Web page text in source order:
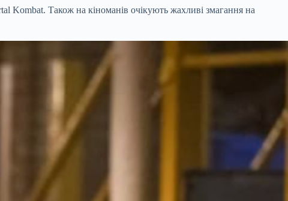
Kombat. Також на кіноманів очікують жахливі змагання на